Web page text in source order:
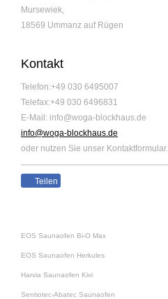
Mursewiek,
18569 Ummanz auf Rügen
Kontakt
Telefon:+49 030 6495007
Telefax:+49 030 6496831
E-Mail: info@woga-blockhaus.de
info@woga-blockhaus.de
oder nutzen Sie unser Kontaktformular.
Teilen
EOS Saunaofen Bi-O Max
EOS Saunaofen Herkules
Harvia Saunaofen Kivi
Sentiotec-Abatec Saunaofen